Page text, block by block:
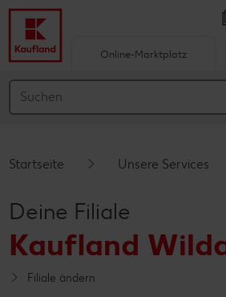
Hauptinhalt
Online-Marktplatz
Startseite Unsere Services
Deine Filiale
Kaufland
Filiale ändern